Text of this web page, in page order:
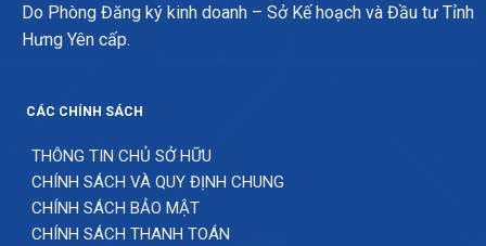
Do Phòng Đăng ký kinh doanh – Sở Kế hoạch và Đầu tư Tỉnh
Hưng Yên cấp.
CÁC CHÍNH SÁCH
THÔNG TIN CHỦ SỞ HỮU
CHÍNH SÁCH VÀ QUY ĐỊNH CHUNG
CHÍNH SÁCH BẢO MẬT
CHÍNH SÁCH THANH TOÁN